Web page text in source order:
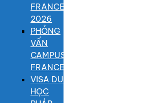
FRANCE
2026
PHỎNG
VẤN
CAMPUS
FRANCE
VISA DU
HỌC